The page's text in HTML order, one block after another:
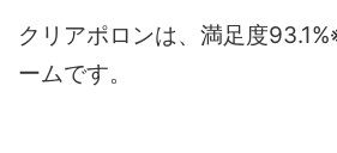
クリアポロンは、満足度
ームです。